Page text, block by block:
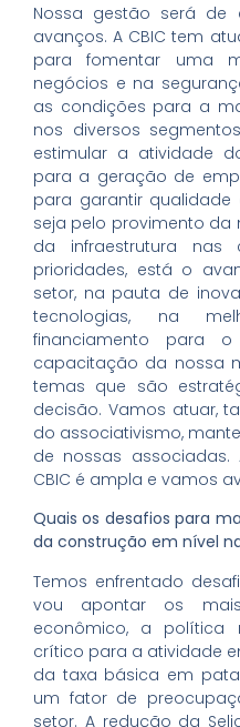
Nossa gestão será de
avanços. A CBIC tem
para fomentar uma
negócios e na
as condições para a
nos diversos
estimular a atividade
para a geração de
para garantir
seja pelo provimento da
da infraestrutura nas
prioridades, está o
setor, na pauta de
tecnologias, na
financiamento para
capacitação da nossa
temas que são
decisão. Vamos atuar,
do associativismo,
de nossas
CBIC é ampla e vamos
Quais os desafios para
da construção em nível
Temos enfrentado
vou apontar os
econômico, a política
crítico para a atividade
da taxa básica em
um fator de
setor. A redução da